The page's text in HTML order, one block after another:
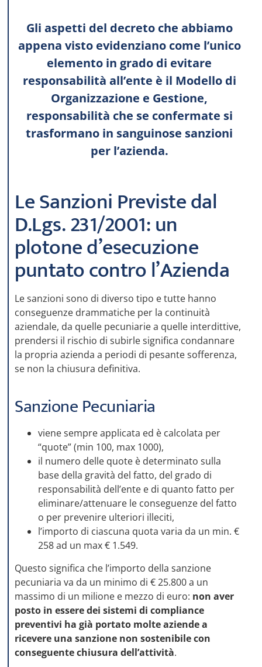
Gli aspetti del decreto che abbiamo
appena visto evidenziano come l’unico
elemento in grado di evitare
responsabilità all’ente è il Modello di
Organizzazione e Gestione,
responsabilità che se confermate si
trasformano in sanguinose sanzioni
per l’azienda.
Le Sanzioni Previste dal
D.Lgs. 231/2001: un
plotone d’esecuzione
puntato contro l’Azienda
Le sanzioni sono di diverso tipo e tutte hanno
conseguenze drammatiche per la continuità
aziendale, da quelle pecuniarie a quelle interdittive,
prendersi il rischio di subirle significa condannare
la propria azienda a periodi di pesante sofferenza,
se non la chiusura definitiva.
Sanzione Pecuniaria
viene sempre applicata ed è calcolata per
“quote” (min 100, max 1000),
il numero delle quote è determinato sulla
base della gravità del fatto, del grado di
responsabilità dell’ente e di quanto fatto per
eliminare/attenuare le conseguenze del fatto
o per prevenire ulteriori illeciti,
l’importo di ciascuna quota varia da un min. €
258 ad un max € 1.549.
Questo significa che l’importo della sanzione
pecuniaria va da un minimo di € 25.800 a un
massimo di un milione e mezzo di euro: non aver
posto in essere dei sistemi di compliance
preventivi ha già portato molte aziende a
ricevere una sanzione non sostenibile con
conseguente chiusura dell’attività.